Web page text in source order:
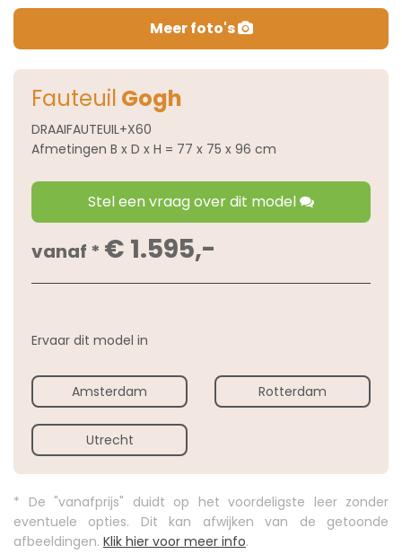
Meer foto's
Fauteuil Gogh
DRAAIFAUTEUIL+X60
Afmetingen B x D x H = 77 x 75 x 96 cm
Stel een vraag over dit model
vanaf * € 1.595,-
Ervaar dit model in
Amsterdam Rotterdam
Utrecht
* De "vanafprijs" duidt op het voordeligste leer zonder
eventuele opties. Dit kan afwijken van de getoonde
afbeeldingen. Klik hier voor meer info.